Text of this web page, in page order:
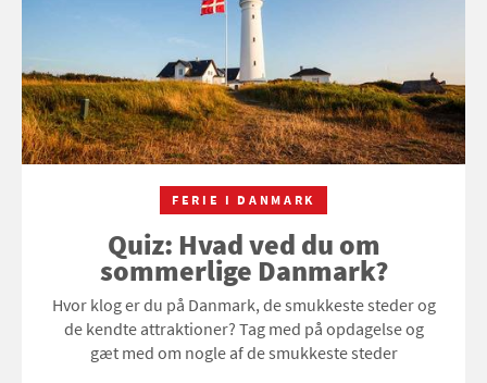
FERIE I DANMARK
Quiz: Hvad ved du om
sommerlige Danmark?
Hvor klog er du på Danmark, de smukkeste steder og
de kendte attraktioner? Tag med på opdagelse og
gæt med om nogle af de smukkeste steder